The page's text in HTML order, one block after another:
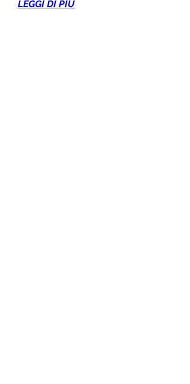
LEGGI DI PIÙ